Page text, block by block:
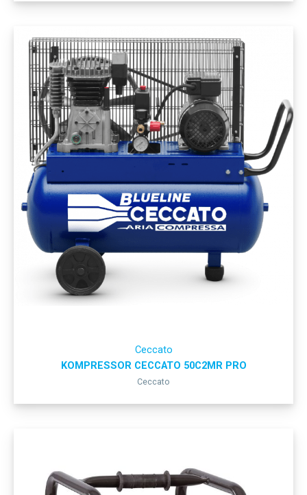
Ceccato
KOMPRESSOR CECCATO 50C2MR PRO
Ceccato